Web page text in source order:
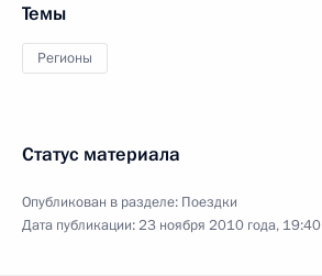
Темы
Регионы
Статус материала
Опубликован в разделе: Поездки
Дата публикации:23 ноября 2010 года, 19:40